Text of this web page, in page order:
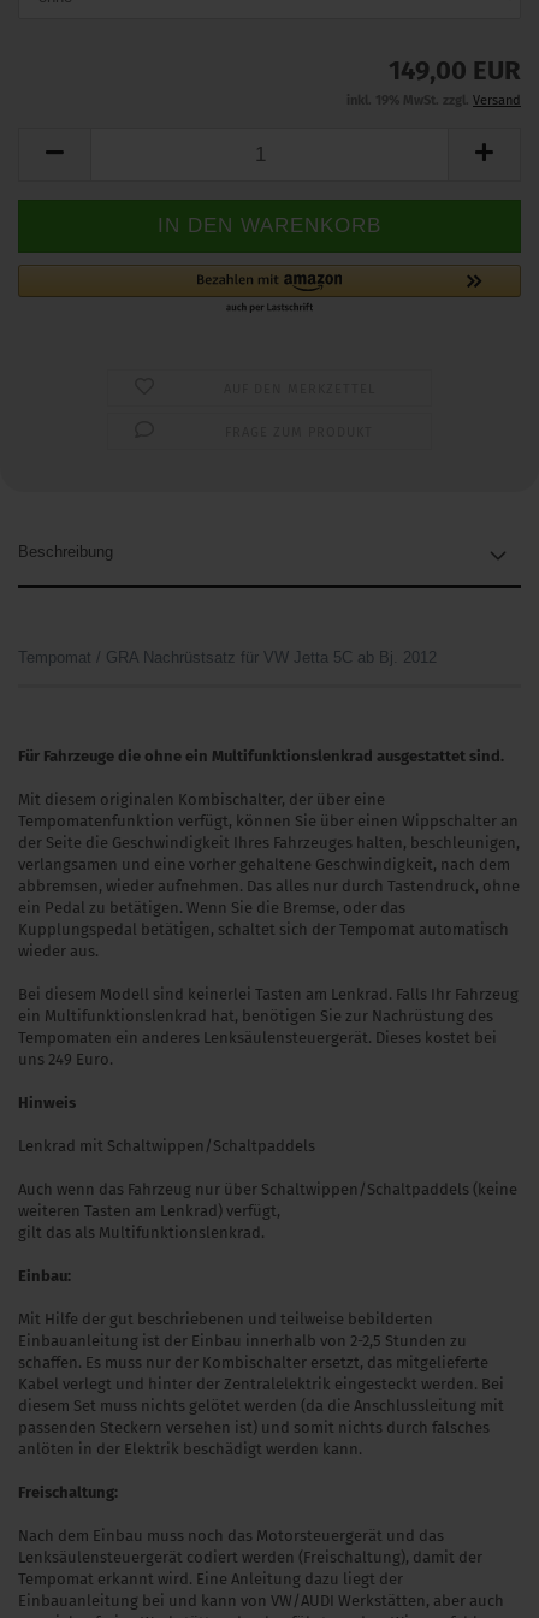
149,00 EUR
Versand
Beschreibung
Tempomat / GRA Nachrüstsatz für VW Jetta 5C ab Bj. 2012
Für Fahrzeuge die ohne ein Multifunktionslenkrad ausgestattet sind.
Mit diesem originalen Kombischalter, der über eine
Tempomatenfunktion verfügt, können Sie über einen Wippschalter an
der Seite die Geschwindigkeit Ihres Fahrzeuges halten, beschleunigen,
verlangsamen und eine vorher gehaltene Geschwindigkeit, nach dem
abbremsen, wieder aufnehmen. Das alles nur durch Tastendruck, ohne
ein Pedal zu betätigen. Wenn Sie die Bremse, oder das
Kupplungspedal betätigen, schaltet sich der Tempomat automatisch
wieder aus.
Bei diesem Modell sind keinerlei Tasten am Lenkrad. Falls Ihr Fahrzeug
ein Multifunktionslenkrad hat, benötigen Sie zur Nachrüstung des
Tempomaten ein anderes Lenksäulensteuergerät. Dieses kostet bei
uns 249 Euro.
Hinweis
Lenkrad mit Schaltwippen/Schaltpaddels
Auch wenn das Fahrzeug nur über Schaltwippen/Schaltpaddels (keine
weiteren Tasten am Lenkrad) verfügt,
gilt das als Multifunktionslenkrad.
Einbau:
Mit Hilfe der gut beschriebenen und teilweise bebilderten
Einbauanleitung ist der Einbau innerhalb von 2-2,5 Stunden zu
schaffen. Es muss nur der Kombischalter ersetzt, das mitgelieferte
Kabel verlegt und hinter der Zentralelektrik eingesteckt werden. Bei
diesem Set muss nichts gelötet werden (da die Anschlussleitung mit
passenden Steckern versehen ist) und somit nichts durch falsches
anlöten in der Elektrik beschädigt werden kann.
Freischaltung:
Nach dem Einbau muss noch das Motorsteuergerät und das
Lenksäulensteuergerät codiert werden (Freischaltung), damit der
Tempomat erkannt wird. Eine Anleitung dazu liegt der
Einbauanleitung bei und kann von VW/AUDI Werkstätten, aber auch